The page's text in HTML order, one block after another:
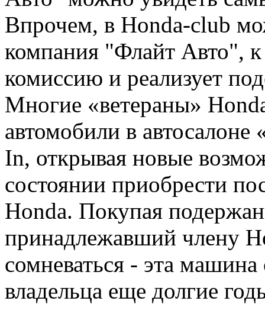
Впрочем, в Honda-club
компания "Флайт Авто",
комиссию и реализует
Многие «ветераны»
автомобили в
In, открывая новые
состоянии приобрести
Honda. Покупая
принадлежавший члену
сомневаться - эта
владельца еще долгие